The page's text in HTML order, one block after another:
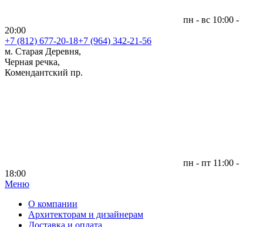
пн - вс 10:00 -
20:00
+7 (812) 677-20-18+7 (964) 342-21-56
м. Старая Деревня,
Черная речка,
Комендантский пр.
пн - пт 11:00 -
18:00
Меню|
О компании
Архитекторам и дизайнерам